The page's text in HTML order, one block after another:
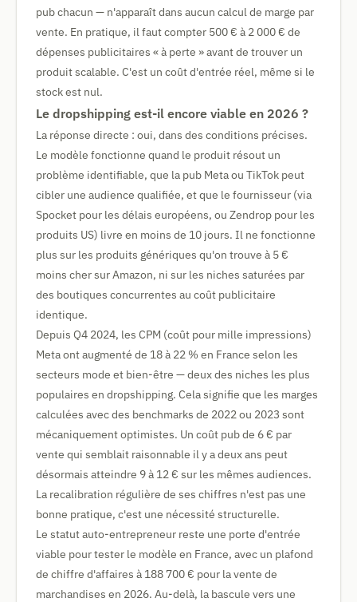
pub chacun — n'apparaît dans aucun calcul de marge par
vente. En pratique, il faut compter 500 € à 2 000 € de
dépenses publicitaires « à perte » avant de trouver un
produit scalable. C'est un coût d'entrée réel, même si le
stock est nul.
Le dropshipping est-il encore viable en 2026 ?
La réponse directe : oui, dans des conditions précises.
Le modèle fonctionne quand le produit résout un
problème identifiable, que la pub Meta ou TikTok peut
cibler une audience qualifiée, et que le fournisseur (via
Spocket pour les délais européens, ou Zendrop pour les
produits US) livre en moins de 10 jours. Il ne fonctionne
plus sur les produits génériques qu'on trouve à 5 €
moins cher sur Amazon, ni sur les niches saturées par
des boutiques concurrentes au coût publicitaire
identique.
Depuis Q4 2024, les CPM (coût pour mille impressions)
Meta ont augmenté de 18 à 22 % en France selon les
secteurs mode et bien-être — deux des niches les plus
populaires en dropshipping. Cela signifie que les marges
calculées avec des benchmarks de 2022 ou 2023 sont
mécaniquement optimistes. Un coût pub de 6 € par
vente qui semblait raisonnable il y a deux ans peut
désormais atteindre 9 à 12 € sur les mêmes audiences.
La recalibration régulière de ses chiffres n'est pas une
bonne pratique, c'est une nécessité structurelle.
Le statut auto-entrepreneur reste une porte d'entrée
viable pour tester le modèle en France, avec un plafond
de chiffre d'affaires à 188 700 € pour la vente de
marchandises en 2026. Au-delà, la bascule vers une